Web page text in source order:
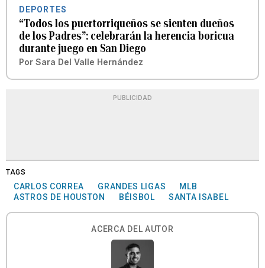
DEPORTES
“Todos los puertorriqueños se sienten dueños
de los Padres”: celebrarán la herencia boricua
durante juego en San Diego
Por Sara Del Valle Hernández
PUBLICIDAD
TAGS
CARLOS CORREA GRANDES LIGAS
MLB
ASTROS DE HOUSTON
BÉISBOL SANTA ISABEL
ACERCA DEL AUTOR